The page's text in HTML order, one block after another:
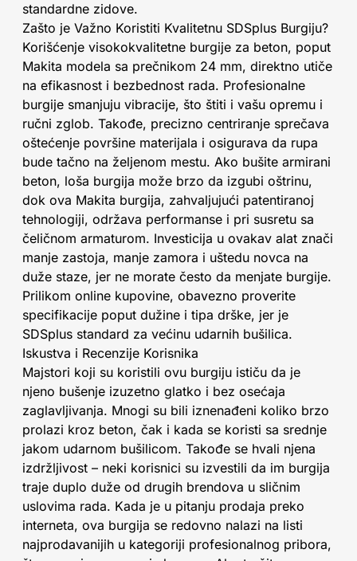
standardne zidove.
Zašto je Važno Koristiti Kvalitetnu SDSplus Burgiju?
Korišćenje visokokvalitetne burgije za beton, poput
Makita modela sa prečnikom 24 mm, direktno utiče
na efikasnost i bezbednost rada. Profesionalne
burgije smanjuju vibracije, što štiti i vašu opremu i
ručni zglob. Takođe, precizno centriranje sprečava
oštećenje površine materijala i osigurava da rupa
bude tačno na željenom mestu. Ako bušite armirani
beton, loša burgija može brzo da izgubi oštrinu,
dok ova Makita burgija, zahvaljujući patentiranoj
tehnologiji, održava performanse i pri susretu sa
čeličnom armaturom. Investicija u ovakav alat znači
manje zastoja, manje zamora i uštedu novca na
duže staze, jer ne morate često da menjate burgije.
Prilikom online kupovine, obavezno proverite
specifikacije poput dužine i tipa drške, jer je
SDSplus standard za većinu udarnih bušilica.
Iskustva i Recenzije Korisnika
Majstori koji su koristili ovu burgiju ističu da je
njeno bušenje izuzetno glatko i bez osećaja
zaglavljivanja. Mnogi su bili iznenađeni koliko brzo
prolazi kroz beton, čak i kada se koristi sa srednje
jakom udarnom bušilicom. Takođe se hvali njena
izdržljivost – neki korisnici su izvestili da im burgija
traje duplo duže od drugih brendova u sličnim
uslovima rada. Kada je u pitanju prodaja preko
interneta, ova burgija se redovno nalazi na listi
najprodavanijih u kategoriji profesionalnog pribora,